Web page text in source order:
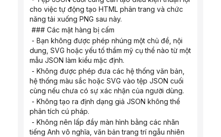
cho việc tự động tạo HTML phân trang và chức
năng tải xuống PNG sau này.
### Các mặt hàng bị cấm
dung, SVG hoặc yếu tố thẩm mỹ cụ thể nào từ một
mẫu JSON làm kiểu mặc định.
hệ thống màu sắc hoặc SVG vào tệp JSON cuối
cùng nếu chưa có sự xác nhận của người dùng.
phân tích cú pháp.
tiếng Anh vô nghĩa, văn bản trang trí ngẫu nhiên